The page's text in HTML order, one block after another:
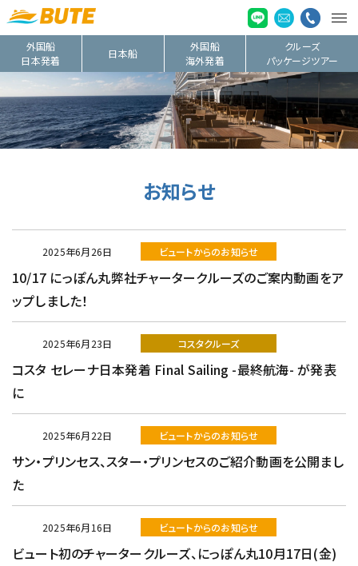
外国船
日本発着
日本船
外国船
海外発着
クルーズ
パッケージツアー
お知らせ
2025年6月26日 ビュートからのお知らせ
10/17 にっぽん丸弊社チャータークルーズのご案内動画をア
ップしました！
2025年6月23日 コスタクルーズ
コスタ セレーナ日本発着 Final Sailing -最終航海- が発表
に
2025年6月22日 ビュートからのお知らせ
サン・プリンセス、スター・プリンセスのご紹介動画を公開まし
た
2025年6月16日 ビュートからのお知らせ
ビュート初のチャータークルーズ、にっぽん丸10月17日(金)